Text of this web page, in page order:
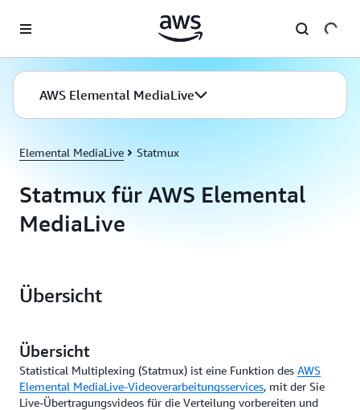
Überspringen zum Hauptinhalt
AWS Elemental MediaLive
Elemental MediaLive Statmux
Statmux für AWS Elemental
MediaLive
Übersicht
Übersicht
Statistical Multiplexing (Statmux) ist eine Funktion des AWS
Elemental MediaLive-Videoverarbeitungsservices, mit der Sie
Live-Übertragungsvideos für die Verteilung vorbereiten und